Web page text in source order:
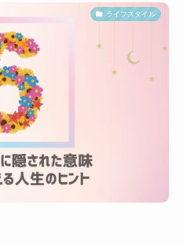
ライフスタイル